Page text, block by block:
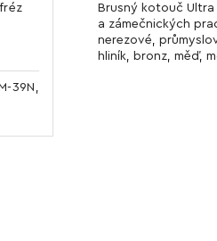
39N,
Brusný kotouč
a zámečnických
nerezové,
hliník, bronz, měď,